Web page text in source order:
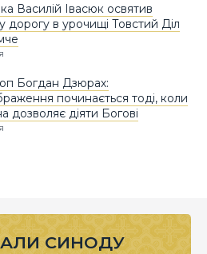
Василій Івасюк освятив
дорогу в урочищі Товстий Діл
Богдан Дзюрах:
починається тоді, коли
дозволяє діяти Богові
СИНОДУ